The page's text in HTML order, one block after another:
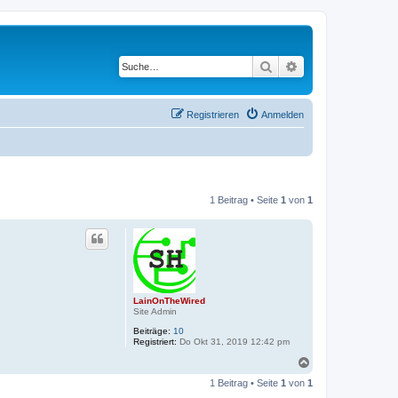
Suche
Anmelden
Registrieren
1 Beitrag • Seite 1 von 1
LainOnTheWired
Site Admin
Beiträge: 10
Registriert: Do Okt 31, 2019 12:42 pm
c
1 Beitrag • Seite 1 von 1